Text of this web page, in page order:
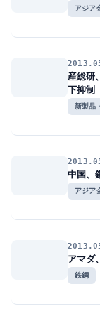
アジア
産総研
下抑制
新製品
中国、
アジア
アマダ
鉄鋼